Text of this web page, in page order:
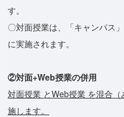
す。
〇対面授業は、「キャンパス
に実施されます。
②対面+Web授業の併用
対面授業 とWeb授業 を混合
施します。